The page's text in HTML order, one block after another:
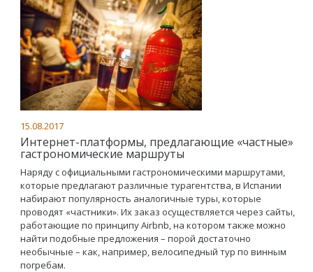
15.08.2017
Интернет-платформы, предлагающие «частные»
гастрономические маршруты
Наряду с официальными гастрономическими маршрутами,
которые предлагают различные турагентства, в Испании
набирают популярность аналогичные туры, которые
проводят «частники». Их заказ осуществляется через сайты,
работающие по принципу Airbnb, на котором также можно
найти подобные предложения – порой достаточно
необычные – как, например, велосипедный тур по винным
погребам.